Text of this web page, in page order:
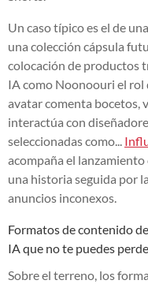
Un caso típico es el de
una colección cápsula
colocación de productos
IA como Noonoouri el rol
avatar comenta bocetos,
interactúa con
seleccionadas como...
acompaña el
una historia seguida por
anuncios inconexos.
Formatos de contenido
IA que no te puedes
Sobre el terreno, los